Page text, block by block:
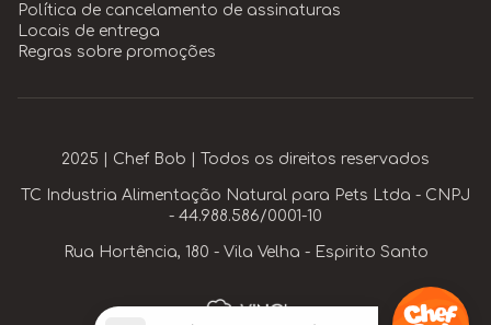
Política de cancelamento de assinaturas
Locais de entrega
Regras sobre promoções
2025 | Chef Bob | Todos os direitos reservados
TC Industria Alimentação Natural para Pets Ltda - CNPJ
- 44.988.586/0001-10
Rua Hortência, 180 - Vila Velha - Espirito Santo